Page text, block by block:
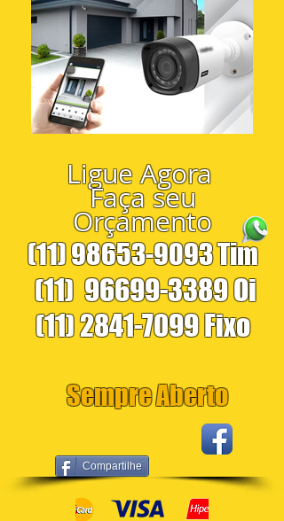
Compartilhe
Ligue Agora
Faça seu
Orçamento
(11) 98653-9093Tim
(11) 96699-3389Oi
(11) 2841-7099Fixo
Sempre Aberto